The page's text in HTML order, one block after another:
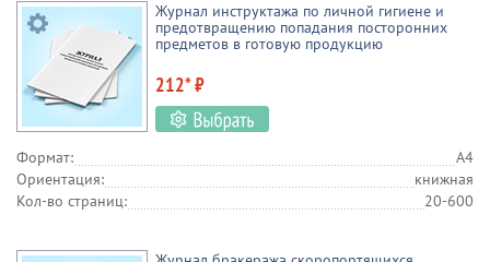
Журнал инструктажа по личной гигиене и
предотвращению попадания посторонних
предметов в готовую продукцию
212* ₽
Формат:
А4
Ориентация:
книжная
Кол-во страниц:
20-600